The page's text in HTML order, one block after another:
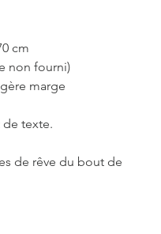
cm
non fourni)
marge
texte.
de rêve du bout de